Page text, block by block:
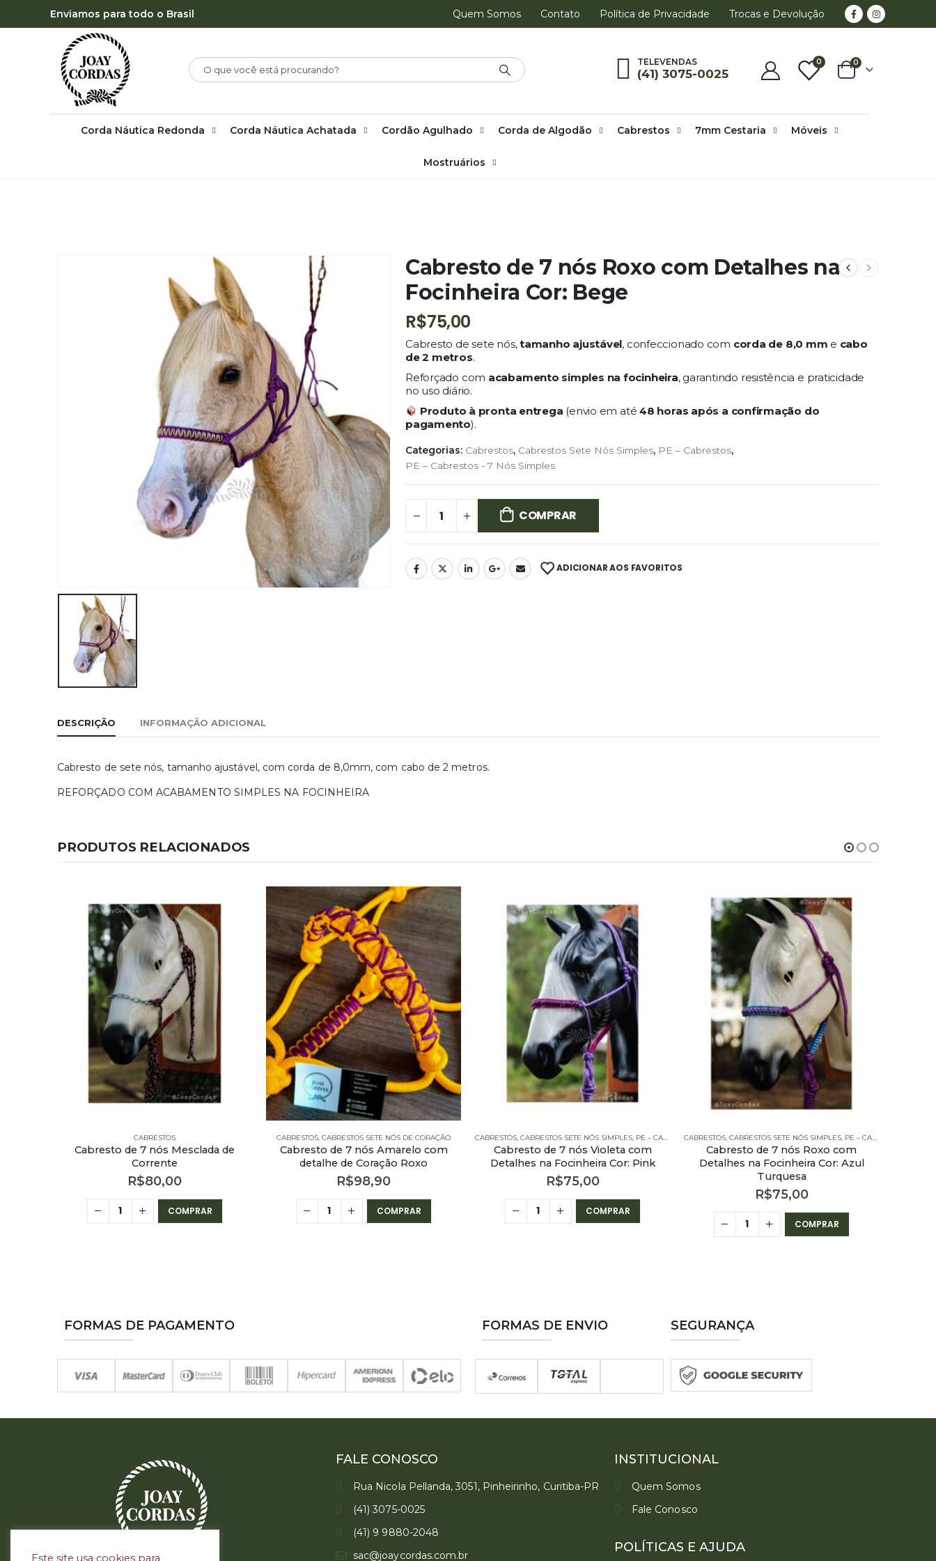
Enviamos para todo o Brasil Quem Somos Contato Política de Privacidade Trocas e Devolução
TELEVENDAS
(41) 3075-0025
0 0
Corda Náutica Redonda Corda Náutica Achatada Cordão Agulhado Corda de Algodão Cabrestos 7mm Cestaria Móveis
Mostruários
Cabresto de 7 nós Roxo com Detalhes na
Focinheira Cor: Bege
R$75,00
Cabresto de sete nós,tamanho ajustável, confeccionado com corda de 8,0 mm e cabo
de 2 metros.
Reforçado com acabamento simples na focinheira, garantindo resistência e praticidade
no uso diário.
Produto à pronta entrega (envio em até48 horas após a confirmação do
pagamento).
Categorias: Cabrestos, Cabrestos Sete Nós Simples, PE – Cabrestos,
PE – Cabrestos - 7 Nós Simples
COMPRAR
ADICIONAR AOS FAVORITOS
DESCRIÇÃO INFORMAÇÃO ADICIONAL
Cabresto de sete nós, tamanho ajustável, com corda de 8,0mm, com cabo de 2 metros.
REFORÇADO COM ACABAMENTO SIMPLES NA FOCINHEIRA
PRODUTOS RELACIONADOS
PE – CABRESTOS - 7 NÓS SIMPLES
CABRESTOS
Cabresto de 7 nós Mesclada de
Corrente
R$80,00
COMPRAR
CABRESTOS, CABRESTOS SETE NÓS DE CORAÇÃO
Cabresto de 7 nós Amarelo com
detalhe de Coração Roxo
R$98,90
COMPRAR
CABRESTOS, CABRESTOS SETE NÓS SIMPLES, PE – CABRESTOS ,PE – CABRESTOS - 7 NÓS SIMPLES
Cabresto de 7 nós Violeta com
Detalhes na Focinheira Cor: Pink
R$75,00
COMPRAR
CABRESTOS, CABRESTOS SETE NÓS SIMPLES, PE – CABRESTOS
Cabresto de 7 nós Roxo com
Detalhes na Focinheira Cor: Azul
Turquesa
R$75,00
COMPRAR
FORMAS DE PAGAMENTO FORMAS DE ENVIO SEGURANÇA
FALE CONOSCO
Rua Nicola Pellanda, 3051, Pinheirinho, Curitiba-PR
(41) 3075-0025
(41) 9 9880-2048
sac@joaycordas.com.br
INSTITUCIONAL
Quem Somos
Fale Conosco
POLÍTICAS E AJUDA
Este site usa cookies para